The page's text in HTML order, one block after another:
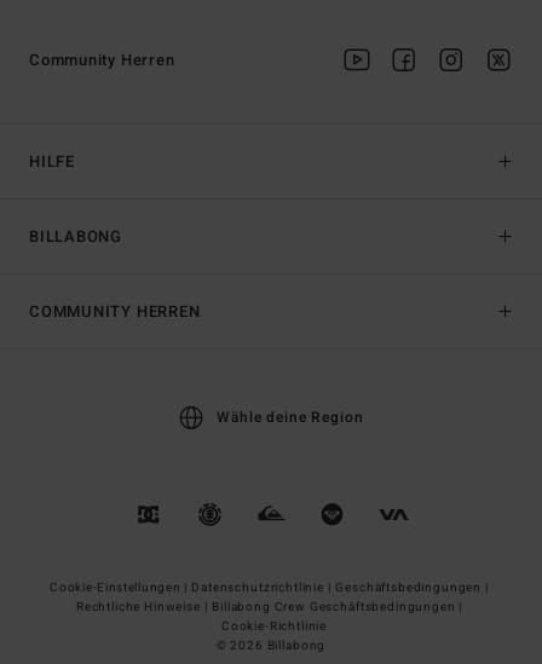
HILFE
BILLABONG
Community Herren
COMMUNITY HERREN
Wähle deine Region
Cookie-Einstellungen | Datenschutzrichtlinie | Geschäftsbedingungen |
Rechtliche Hinweise | Billabong Crew Geschäftsbedingungen |
Cookie-Richtlinie
© 2026 Billabong